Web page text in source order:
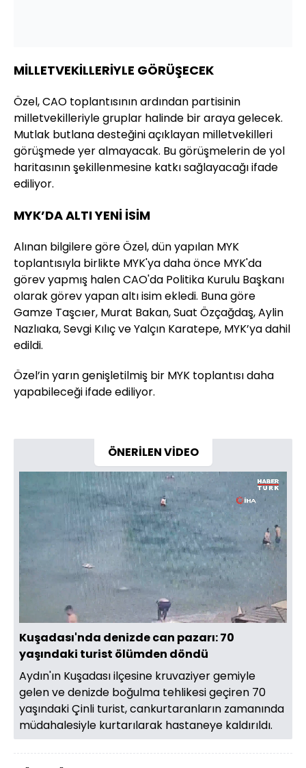
MİLLETVEKİLLERİYLE GÖRÜŞECEK
Özel, CAO toplantısının ardından partisinin
milletvekilleriyle gruplar halinde bir araya gelecek.
Mutlak butlana desteğini açıklayan milletvekilleri
görüşmede yer almayacak. Bu görüşmelerin de yol
haritasının şekillenmesine katkı sağlayacağı ifade
ediliyor.
MYK’DA ALTI YENİ İSİM
Alınan bilgilere göre Özel, dün yapılan MYK
toplantısıyla birlikte MYK'ya daha önce MYK'da
görev yapmış halen CAO'da Politika Kurulu Başkanı
olarak görev yapan altı isim ekledi. Buna göre
Gamze Taşcıer, Murat Bakan, Suat Özçağdaş, Aylin
Nazlıaka, Sevgi Kılıç ve Yalçın Karatepe, MYK’ya dahil
edildi.
Özel’in yarın genişletilmiş bir MYK toplantısı daha
yapabileceği ifade ediliyor.
ÖNERİLEN VİDEO
Sesi
Aç
1080
Oynatma
Hızı
Kuşadası'nda denizde can pazarı: 70
yaşındaki turist ölümden döndü
Aydın'ın Kuşadası ilçesine kruvaziyer gemiyle
gelen ve denizde boğulma tehlikesi geçiren 70
yaşındaki Çinli turist, cankurtaranların zamanında
müdahalesiyle kurtarılarak hastaneye kaldırıldı.